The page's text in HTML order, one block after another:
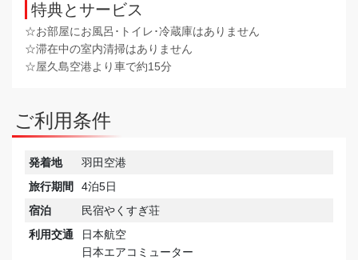
特典とサービス
☆お部屋にお風呂･トイレ･冷蔵庫はありません
☆滞在中の室内清掃はありません
☆屋久島空港より車で約15分
ご利用条件
発着地
羽田空港
旅行期間
4泊5日
宿泊
民宿やくすぎ荘
利用交通
日本航空
日本エアコミューター